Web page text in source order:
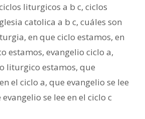
liturgicos a b c, ciclos
catolica a b c, cuáles son
, en que ciclo estamos, en
estamos, evangelio ciclo a,
liturgico estamos, que
el ciclo a, que evangelio se lee
se lee en el ciclo c